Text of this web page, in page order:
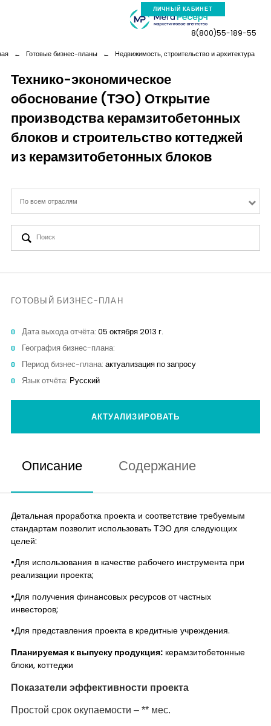
ЛИЧНЫЙ КАБИНЕТ
Компания
Услуги
Кейсы
Аналитика
8(800)55-189-55
← Готовые бизнес-планы ← Недвижимость, строительство и архитектура
Технико-экономическое
обоснование (ТЭО) Открытие
производства керамзитобетонных
блоков и строительство коттеджей
из керамзитобетонных блоков
По всем отраслям
ГОТОВЫЙ БИЗНЕС-ПЛАН
Дата выхода отчёта: 05 октября 2013 г.
География бизнес-плана:
Период бизнес-плана: актуализация по запросу
Язык отчёта: Русский
АКТУАЛИЗИРОВАТЬ
Описание Содержание
Детальная проработка проекта и соответствие требуемым
стандартам позволит использовать ТЭО для следующих
целей:
•Для использования в качестве рабочего инструмента при
реализации проекта;
•Для получения финансовых ресурсов от частных
инвесторов;
•Для представления проекта в кредитные учреждения.
Планируемая к выпуску продукция: керамзитобетонные
блоки, коттеджи
Показатели эффективности проекта
Простой срок окупаемости – ** мес.